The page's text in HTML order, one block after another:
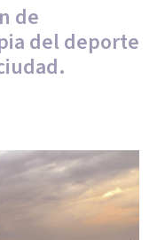
de
del deporte